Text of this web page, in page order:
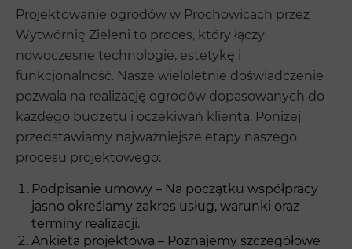
Projektowanie ogrodów w Prochowicach przez
Wytwórnię Zieleni to proces, który łączy
nowoczesne technologie, estetykę i
funkcjonalność. Nasze wieloletnie doświadczenie
pozwala na realizację ogrodów dopasowanych do
każdego budżetu i oczekiwań klienta. Poniżej
przedstawiamy najważniejsze etapy naszego
procesu projektowego:
Podpisanie umowy – Na początku współpracy
jasno określamy zakres usług, warunki oraz
terminy realizacji.
Ankieta projektowa – Poznajemy szczegółowe